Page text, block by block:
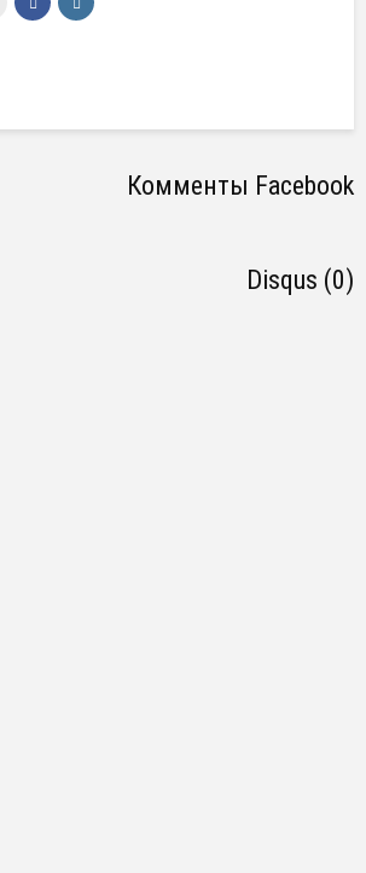
Комменты Facebook
Disqus (0)